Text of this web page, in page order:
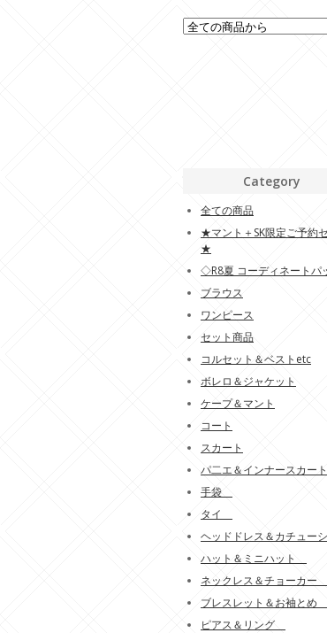
Category
全ての商品
★マント＋SK限定ご予約
★
◇R8夏 コーディネート
ブラウス
ワンピース
セット商品
コルセット＆ベストetc
ボレロ＆ジャケット
ケープ＆マント
コート
スカート
パ二エ＆インナースカー
手袋
タイ
ヘッドドレス＆カチュー
ハット＆ミニハット
ネックレス＆チョーカー
ブレスレット＆お袖とめ
ピアス＆リング